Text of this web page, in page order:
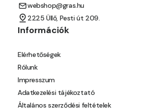
Ocher C
webshop@gras.hu
2225 Üllő, Pesti út 209.
Információk
Elérhetőségek
Rólunk
Impresszum
Adatkezelési tájékoztató
Általános szerződési feltételek